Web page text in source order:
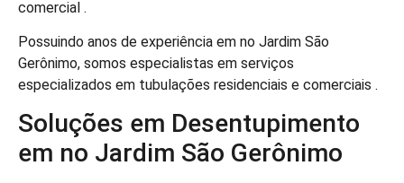
comercial .
Possuindo anos de experiência em no Jardim São
Gerônimo, somos especialistas em serviços
especializados em tubulações residenciais e comerciais .
Soluções em Desentupimento
em no Jardim São Gerônimo